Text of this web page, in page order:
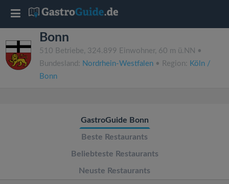
Bonn
510 Betriebe, 324.899 Einwohner, 60 m ü.NN •
Bundesland: Nordrhein-Westfalen • Region: Köln /
Bonn
GastroGuide Bonn
Beste Restaurants
Beliebteste Restaurants
Neuste Restaurants
T
o
g